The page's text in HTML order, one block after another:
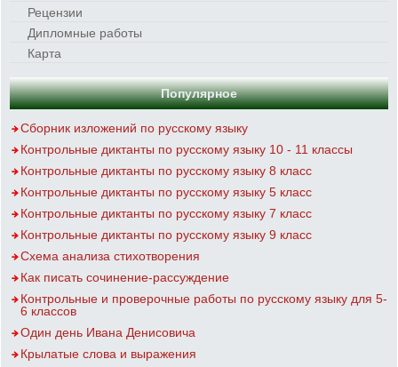
Рецензии
Дипломные работы
Карта
Популярное
Сборник изложений по русскому языку
Контрольные диктанты по русскому языку 10 - 11 классы
Контрольные диктанты по русскому языку 8 класс
Контрольные диктанты по русскому языку 5 класс
Контрольные диктанты по русскому языку 7 класс
Контрольные диктанты по русскому языку 9 класс
Схема анализа стихотворения
Как писать сочинение-рассуждение
Контрольные и проверочные работы по русскому языку для 5-
6 классов
Один день Ивана Денисовича
Крылатые слова и выражения